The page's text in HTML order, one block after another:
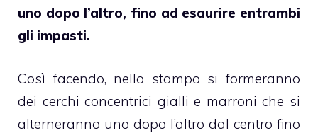
uno dopo l’altro, fino ad esaurire entrambi
gli impasti.
Così facendo, nello stampo si formeranno
dei cerchi concentrici gialli e marroni che si
alterneranno uno dopo l’altro dal centro fino